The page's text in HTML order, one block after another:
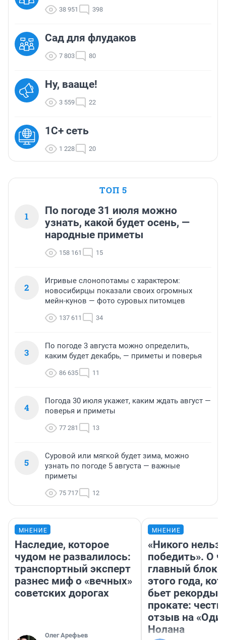
38 951 398
Сад для флудаков
7 803 80
Ну, вааще!
3 559 22
1С+ сеть
1 228 20
ТОП 5
1
По погоде 31 июля можно
узнать, какой будет осень, —
народные приметы
158 161 15
2
Игривые слонопотамы с характером:
новосибирцы показали своих огромных
мейн-кунов — фото суровых питомцев
137 611 34
3
По погоде 3 августа можно определить,
каким будет декабрь, — приметы и поверья
86 635 11
4
Погода 30 июля укажет, каким ждать август —
поверья и приметы
77 281 13
5
Суровой или мягкой будет зима, можно
узнать по погоде 5 августа — важные
приметы
75 717 12
МНЕНИЕ
Наследие, которое
чудом не развалилось:
транспортный эксперт
разнес миф о «вечных»
советских дорогах
Олег Арефьев
МНЕНИЕ
«Никого нельзя
победить». О
главный
этого года,
бьет рекорды в
прокате:
отзыв на
Нолана